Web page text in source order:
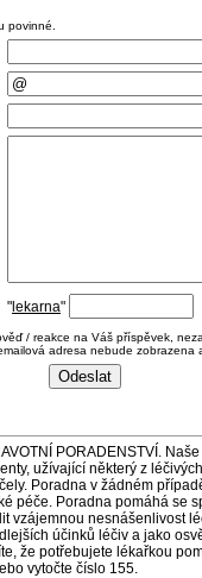
povinné.
" lekarna"
/ reakce na Váš příspěvek,
adresa nebude zobrazena
PORADENSTVÍ.
užívající některý z
Poradna v žádném
péče. Poradna pomáhá se
vzájemnou nesnášenlivost
účinků léčiv a jako
že potřebujete lékařkou
vytočte číslo 155.